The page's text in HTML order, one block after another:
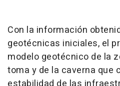
Con la información
geotécnicas iniciales, el
modelo geotécnico de la
toma y de la caverna que